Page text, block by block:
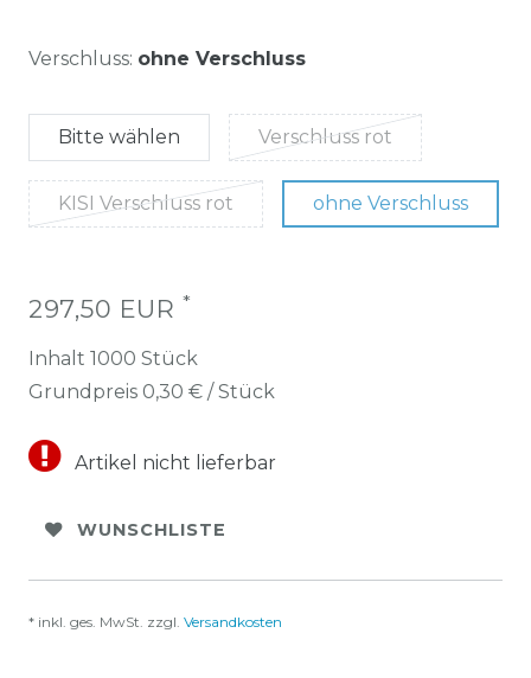
Verschluss: ohne Verschluss
Bitte wählen Verschluss rot
KISI Verschluss rot ohne Verschluss
297,50 EUR *
Inhalt 1000 Stück
Grundpreis 0,30 € / Stück
Artikel nicht lieferbar
WUNSCHLISTE
* inkl. ges. MwSt. zzgl. Versandkosten